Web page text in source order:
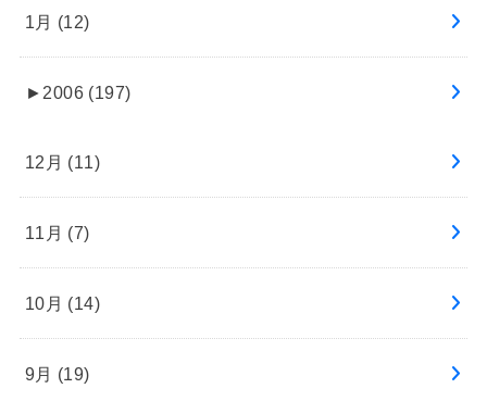
1月 (12)
► 2006 (197)
12月 (11)
11月 (7)
10月 (14)
9月 (19)